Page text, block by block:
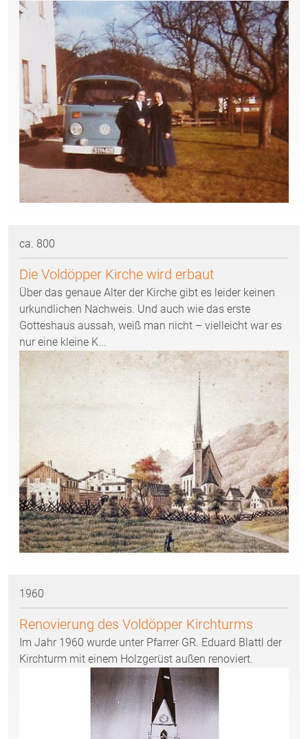
ca. 800
Die Voldöpper Kirche wird erbaut
Über das genaue Alter der Kirche gibt es leider keinen
urkundlichen Nachweis. Und auch wie das erste
Gotteshaus aussah, weiß man nicht – vielleicht war es
nur eine kleine K...
1960
Renovierung des Voldöpper Kirchturms
Im Jahr 1960 wurde unter Pfarrer GR. Eduard Blattl der
Kirchturm mit einem Holzgerüst außen renoviert.